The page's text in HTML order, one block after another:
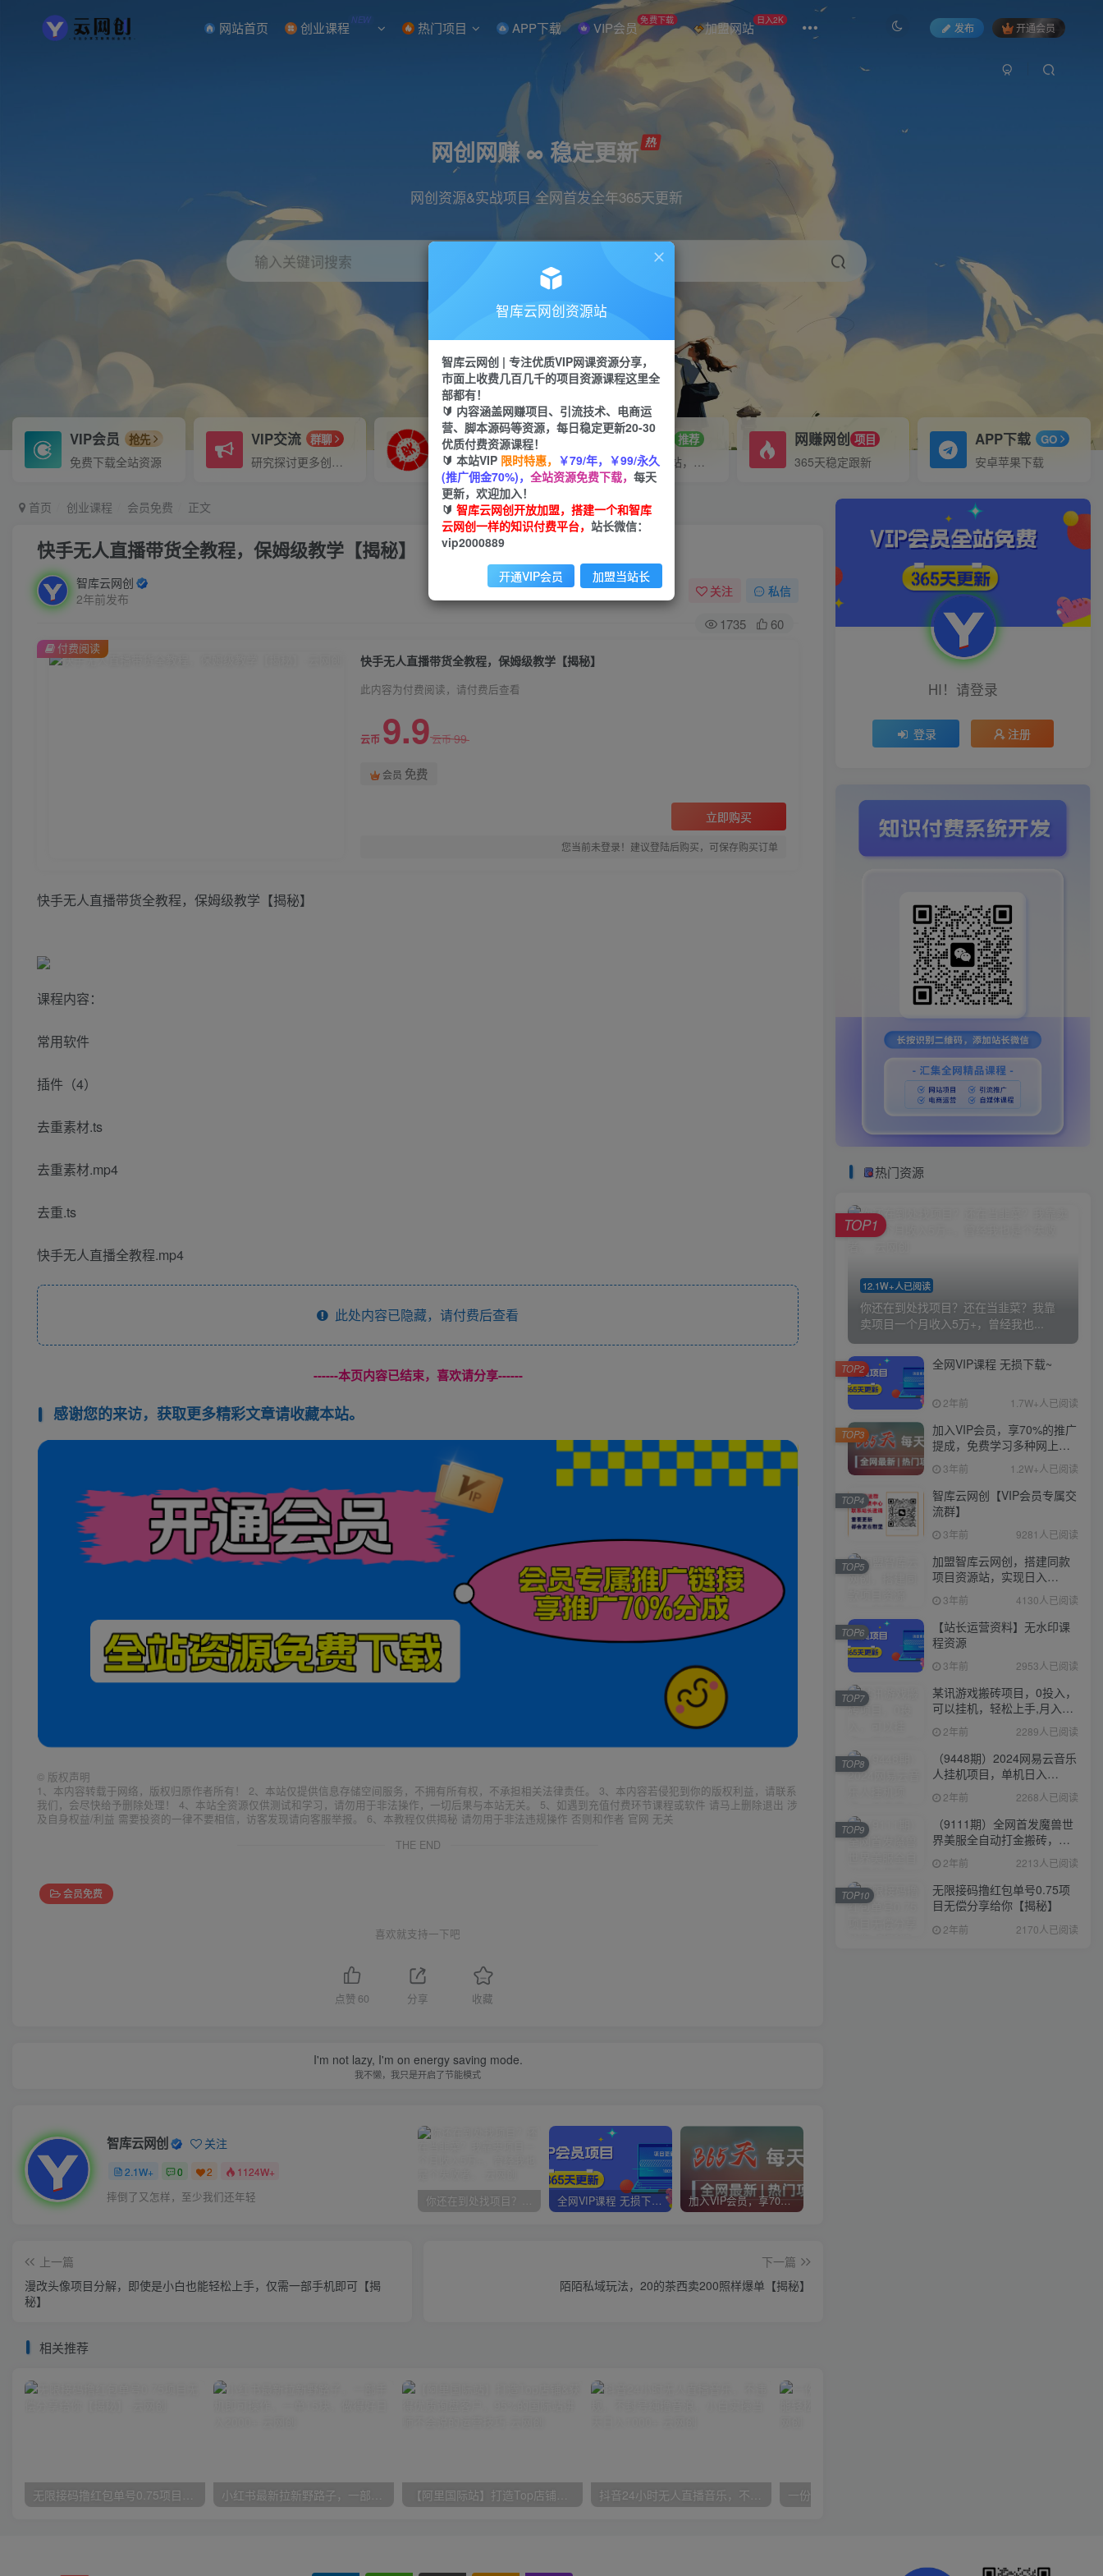
网站首页 创业课程 NEW 热门项目 APP下载 VIP会员 免费下载 加盟网站 日入2K
发布 开通会员
网创网赚 ∞ 稳定更新
网创资源&实战项目 全网首发全年365天更新
输入关键词搜索
直播 小红书 剪辑
VIP会员 抢先
免费下载全站资源
VIP交流 群聊
研究探讨更多创业项目路子。
VIP推广
70%分佣
会员专属推广链接
招募站长 推荐
搭建同款网站，自己当老板
网赚网创 项目
365天稳定跟新
APP下载 GO
安卓苹果下载
首页 创业课程 会员免费 正文
快手无人直播带货全教程，保姆级教学【揭秘】
智库云网创
2年前发布
关注 私信
1735 60
快手无人直播带货全教程，保姆级教学【揭秘】
此内容为付费阅读，请付费后查看
云币 9.9云币99
会员 免费
立即购买
您当前未登录！建议登陆后购买，可保存购买订单
付费阅读
快手无人直播带货全教程，保姆级教学【揭秘】
课程内容：
常用软件
插件（4）
去重素材.ts
去重素材.mp4
去重.ts
快手无人直播全教程.mp4
此处内容已隐藏，请付费后查看
------本页内容已结束，喜欢请分享------
感谢您的来访，获取更多精彩文章请收藏本站。
© 版权声明
1、本内容转载于网络，版权归原作者所有！ 2、本站仅提供信息存储空间服务，不拥有所有权，不承担相关法律责任。 3、本内容若侵犯到你的版权利益，请联系
我们，会尽快给予删除处理！ 4、本站全资源仅供测试和学习，请勿用于非法操作，一切后果与本站无关。 5、如遇到充值付费环节课程或软件 请马上删除退出 涉
及自身权益/利益 需要投资的一律不要相信，访客发现请向客服举报。 6、本教程仅供揭秘 请勿用于非法违规操作 否则和作者 官网 无关
THE END
会员免费
喜欢就支持一下吧
点赞 60 分享 收藏
I'm not lazy, I'm on energy saving mode.
我不懒，我只是开启了节能模式
智库云网创 关注
2.1W+ 0 2 1124W+
摔倒了又怎样，至少我们还年轻 你还在到处找项目？还在当韭菜？我靠卖项目一个月收入5万+，曾经我也是个失败者。 全网VIP课程 无损下载~ 加入VIP会员，享70%的推广提成，免费学习多种网上创业课程，菜鸟秒变大神！
上一篇
漫改头像项目分解，即使是小白也能轻松上手，仅需一部手机即可【揭
秘】
下一篇
陌陌私域玩法，20的茶西卖200照样爆单【揭秘】
相关推荐
无限接码撸红包单号0.75项目无偿分享给你【揭秘】 小红书最新拉新野路子，一部手机即可操作，一单15块，做得好日入2000+ 【阿里国际站】打造Top店铺&获得优质询盘客户，​95%的国际站讲师不会说的运营技巧 抖音24小时无人直播音乐，不违规，不封号纯撸音浪，小白实操当天日入1000+
HI！请登录
登录 注册
热门资源
12.1W+人已阅读
你还在到处找项目？还在当韭菜？我靠
卖项目一个月收入5万+，曾经我也...
TOP1
全网VIP课程 无损下载~
2年前 1.7W+人已阅读
TOP2
加入VIP会员，享70%的推广
提成，免费学习多种网上创
业课程，菜鸟秒变大神！
3年前 1.2W+人已阅读
TOP3
智库云网创【VIP会员专属交
流群】
3年前 9281人已阅读
TOP4
加盟智库云网创，搭建同款
项目资源站，实现日入
2000+
3年前 4130人已阅读
TOP5
【站长运营资料】无水印课
程资源
3年前 2953人已阅读
TOP6
某讯游戏搬砖项目，0投入，
可以挂机，轻松上手,月入
3000+上不封顶
2年前 2289人已阅读
TOP7
（9448期）2024网易云音乐
人挂机项目，单机日入
150+，无脑月入5000+
2年前 2268人已阅读
TOP8
（9111期）全网首发魔兽世
界美服全自动打金搬砖，日
入1000+，简单好操作，保
姆级教学
2年前 2213人已阅读
TOP9
无限接码撸红包单号0.75项
目无偿分享给你【揭秘】
2年前 2170人已阅读
TOP10
智库云网创资源站
智库云网创 | 专注优质VIP网课资源分享，
市面上收费几百几千的项目资源课程这里全
部都有！
🔰 内容涵盖网赚项目、引流技术、电商运
营、脚本源码等资源，每日稳定更新20-30
优质付费资源课程！
🔰 本站VIP 限时特惠， ￥79/年，￥99/永久
(推广佣金70%)， 全站资源免费下载， 每天
更新，欢迎加入！
🔰 智库云网创开放加盟，搭建一个和智库
云网创一样的知识付费平台， 站长微信：
vip2000889
开通VIP会员 加盟当站长